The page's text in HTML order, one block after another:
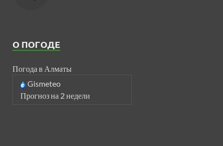
О ПОГОДЕ
Погода в Алматы
Gismeteo
Прогноз на 2 недели